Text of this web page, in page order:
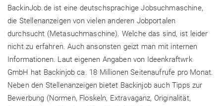
BackinJob.de ist eine deutschsprachige Jobsuchmaschine,
die Stellenanzeigen von vielen anderen Jobportalen
durchsucht (Metasuchmaschine). Welche das sind, ist leider
nicht zu erfahren. Auch ansonsten geizt man mit internen
Informationen. Laut eigenen Angaben von Ideenkraftwrk
GmbH hat Backinjob ca. 18 Millionen Seitenaufrufe pro Monat.
Neben den Stellenanzeigen bietet Backinjob auch Tipps zur
Bewerbung (Normen, Floskeln, Extravaganz, Originalität,